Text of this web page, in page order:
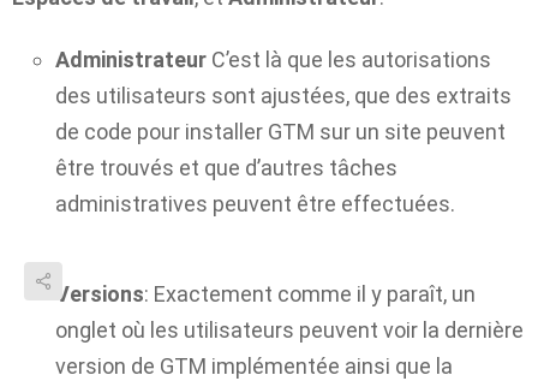
Administrateur C’est là que les autorisations
des utilisateurs sont ajustées, que des extraits
de code pour installer GTM sur un site peuvent
être trouvés et que d’autres tâches
administratives peuvent être effectuées.
Versions: Exactement comme il y paraît, un
onglet où les utilisateurs peuvent voir la dernière
version de GTM implémentée ainsi que la